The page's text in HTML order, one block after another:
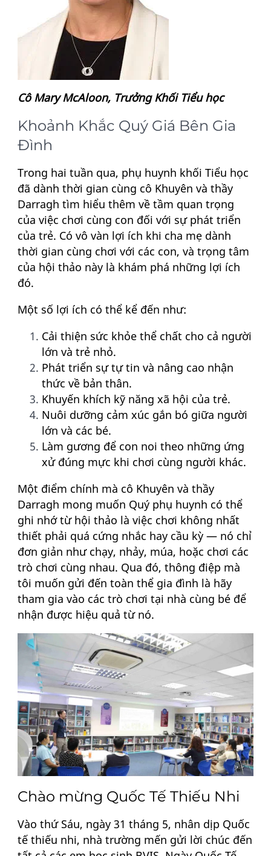
Cô Mary McAloon, Trưởng Khối Tiểu học
Khoảnh Khắc Quý Giá Bên Gia
Đình
Trong hai tuần qua, phụ huynh khối Tiểu học
đã dành thời gian cùng cô Khuyên và thầy
Darragh tìm hiểu thêm về tầm quan trọng
của việc chơi cùng con đối với sự phát triển
của trẻ. Có vô vàn lợi ích khi cha mẹ dành
thời gian cùng chơi với các con, và trọng tâm
của hội thảo này là khám phá những lợi ích
đó.
Một số lợi ích có thể kể đến như:
Cải thiện sức khỏe thể chất cho cả người
lớn và trẻ nhỏ.
Phát triển sự tự tin và nâng cao nhận
thức về bản thân.
Khuyến khích kỹ năng xã hội của trẻ.
Nuôi dưỡng cảm xúc gắn bó giữa người
lớn và các bé.
Làm gương để con noi theo những ứng
xử đúng mực khi chơi cùng người khác.
Một điểm chính mà cô Khuyên và thầy
Darragh mong muốn Quý phụ huynh có thể
ghi nhớ từ hội thảo là việc chơi không nhất
thiết phải quá cứng nhắc hay cầu kỳ — nó chỉ
đơn giản như chạy, nhảy, múa, hoặc chơi các
trò chơi cùng nhau. Qua đó, thông điệp mà
tôi muốn gửi đến toàn thể gia đình là hãy
tham gia vào các trò chơi tại nhà cùng bé để
nhận được hiệu quả từ nó.
Chào mừng Quốc Tế Thiếu Nhi
Vào thứ Sáu, ngày 31 tháng 5, nhân dịp Quốc
tế thiếu nhi, nhà trường mến gửi lời chúc đến